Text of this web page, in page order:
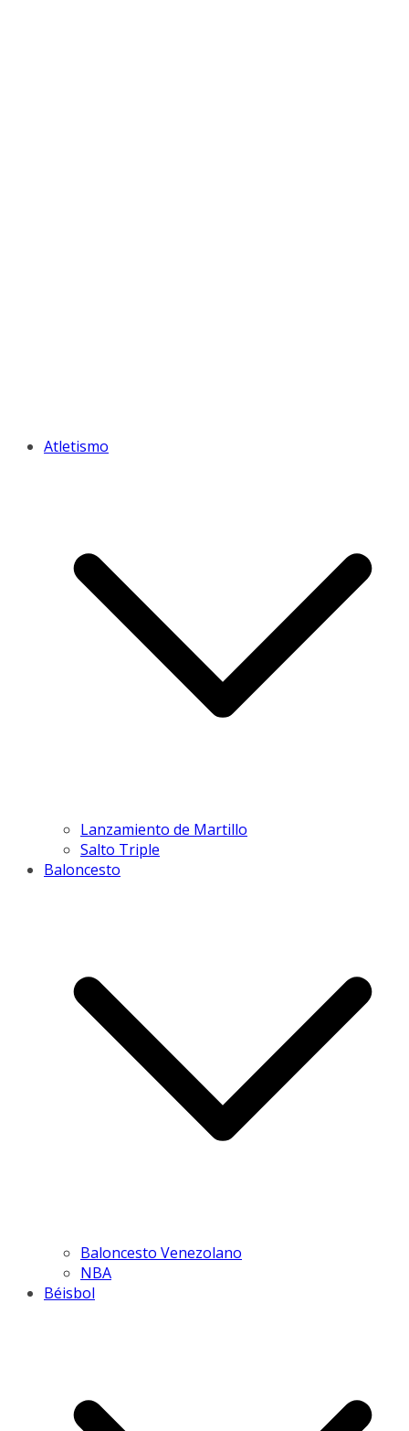
Atletismo
Lanzamiento de Martillo
Salto Triple
Baloncesto
Baloncesto Venezolano
NBA
Béisbol